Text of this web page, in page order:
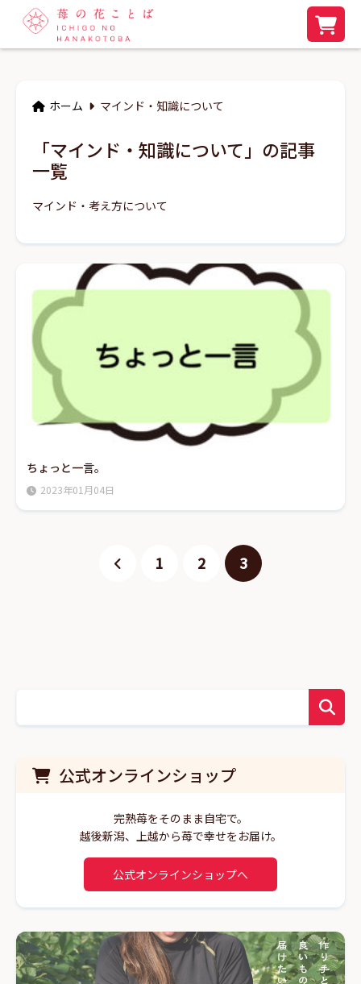
ホーム マインド・知識について
「マインド・知識について」の記事
一覧
マインド・考え方について
ちょっと一言。
2023年01月04日
1 2 3
公式オンラインショップ
完熟苺をそのまま自宅で。
越後新潟、上越から苺で幸せをお届け。
公式オンラインショップへ